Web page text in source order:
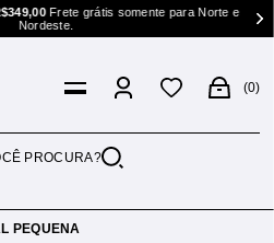
Frete grátis somente para Norte e
Nordeste.
0
PEQUENA